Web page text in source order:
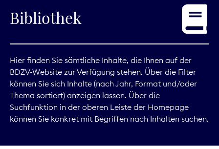
Service
Digitales
Kommunikation
Marktdaten
Bibliothek
Hier finden Sie sämtliche Inhalte, die Ihnen auf der
BDZV-Website zur Verfügung stehen. Über die Filter
können Sie sich Inhalte (nach Jahr, Format und/oder
Thema sortiert) anzeigen lassen. Über die
Suchfunktion in der oberen Leiste der Homepage
können Sie konkret mit Begriffen nach Inhalten suchen.